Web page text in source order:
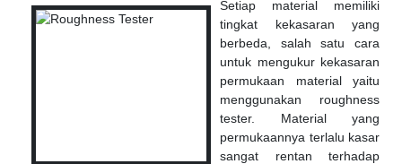
Setiap material memiliki
tingkat kekasaran yang
berbeda, salah satu cara
untuk mengukur kekasaran
permukaan material yaitu
menggunakan roughness
tester. Material yang
permukaannya terlalu kasar
sangat rentan terhadap